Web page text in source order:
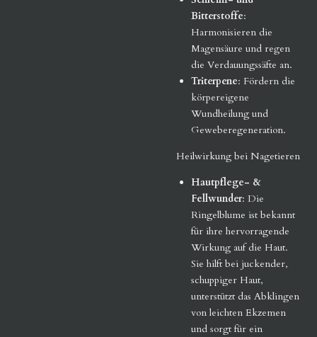
Bitterstoffe:
Harmonisieren die
Magensäure und regen
die Verdauungssäfte an.
Triterpene: Fördern die
körpereigene
Wundheilung und
Geweberegeneration.
Heilwirkung bei Nagetieren
Hautpflege- &
Fellwunder: Die
Ringelblume ist bekannt
für ihre hervorragende
Wirkung auf die Haut.
Sie hilft bei juckender,
schuppiger Haut,
unterstützt das Abklingen
von leichten Ekzemen
und sorgt für ein